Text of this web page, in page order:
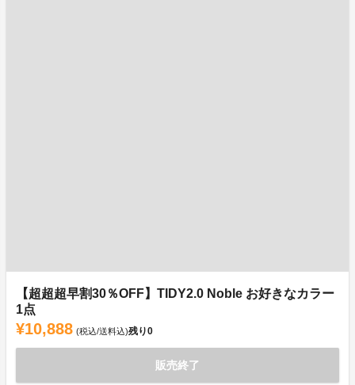
【超超超早割30％OFF】TIDY2.0 Noble お好きなカラー
1点
¥10,888 (税込/送料込)残り0
販売終了